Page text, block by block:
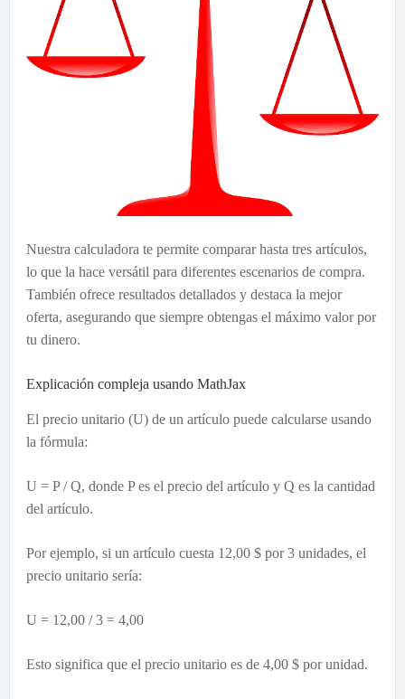
Nuestra calculadora te permite comparar hasta tres artículos,
lo que la hace versátil para diferentes escenarios de compra.
También ofrece resultados detallados y destaca la mejor
oferta, asegurando que siempre obtengas el máximo valor por
tu dinero.
Explicación compleja usando MathJax
El precio unitario (U) de un artículo puede calcularse usando
la fórmula:
U = P / Q, donde P es el precio del artículo y Q es la cantidad
del artículo.
Por ejemplo, si un artículo cuesta 12,00 $ por 3 unidades, el
precio unitario sería:
U = 12,00 / 3 = 4,00
Esto significa que el precio unitario es de 4,00 $ por unidad.